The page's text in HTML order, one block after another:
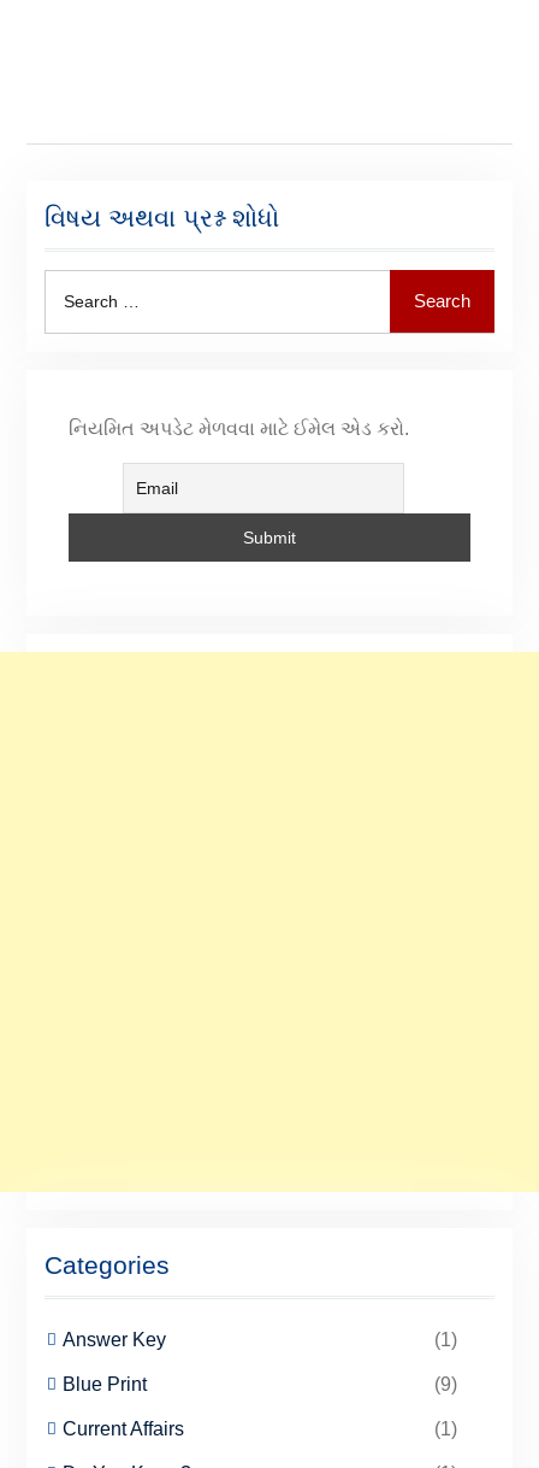
વિષય અથવા પ્રશ્ન શોધો
Search
નિયમિત અપડેટ મેળવવા માટે ઈમેલ એડ કરો.
Categories
Answer Key (1)
Blue Print (9)
Current Affairs (1)